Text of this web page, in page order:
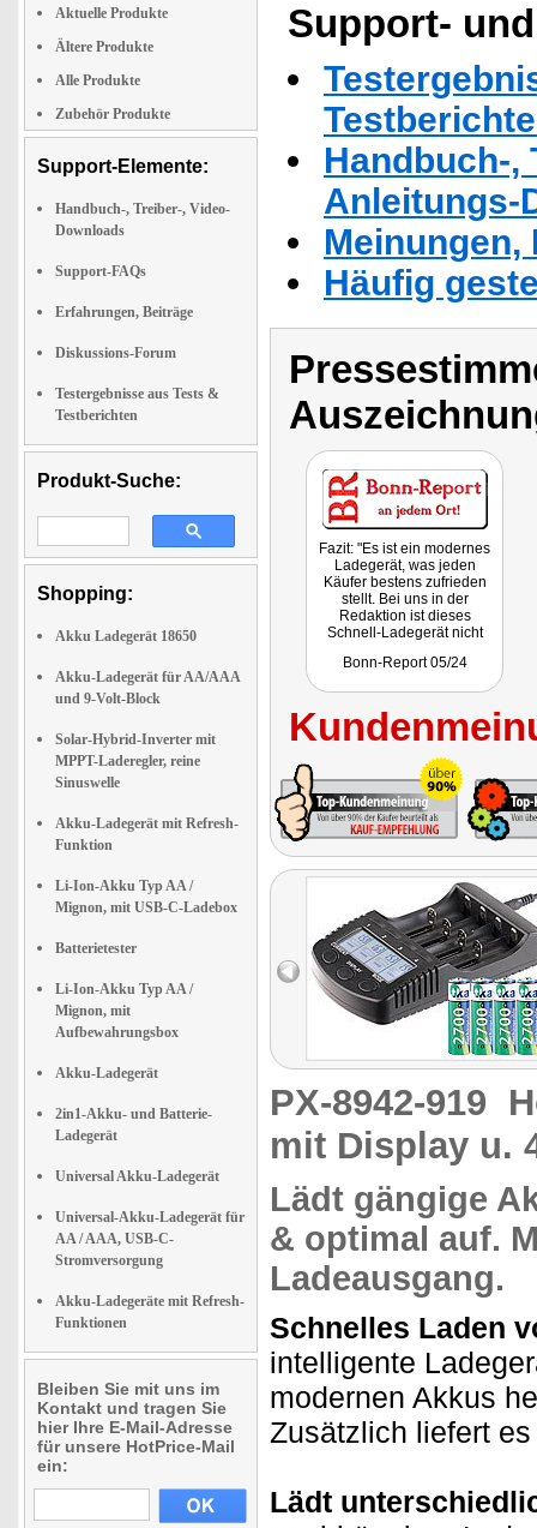
Aktuelle Produkte
Ältere Produkte
Alle Produkte
Zubehör Produkte
Support-Elemente:
Handbuch-, Treiber-, Video-
Downloads
Support-FAQs
Erfahrungen, Beiträge
Diskussions-Forum
Testergebnisse aus Tests &
Testberichten
Produkt-Suche:
Shopping:
Akku Ladegerät 18650
Akku-Ladegerät für AA/AAA
und 9-Volt-Block
Solar-Hybrid-Inverter mit
MPPT-Laderegler, reine
Sinuswelle
Akku-Ladegerät mit Refresh-
Funktion
Li-Ion-Akku Typ AA /
Mignon, mit USB-C-Ladebox
Batterietester
Li-Ion-Akku Typ AA /
Mignon, mit
Aufbewahrungsbox
Akku-Ladegerät
2in1-Akku- und Batterie-
Ladegerät
Universal Akku-Ladegerät
Universal-Akku-Ladegerät für
AA / AAA, USB-C-
Stromversorgung
Akku-Ladegeräte mit Refresh-
Funktionen
Bleiben Sie mit uns im
Kontakt und tragen Sie
hier Ihre E-Mail-Adresse
für unsere HotPrice-Mail
ein:
Support-
Handbuch-,
Anleitungs-
Häufig
Fazit: "Es ist ein modernes
Ladegerät, was jeden
Käufer bestens zufrieden
stellt. Bei uns in der
Redaktion ist dieses
Schnell-Ladegerät nicht
bei Urlaubsreisen sollte
Getestet wurde PX-8933
Bonn-Report 05/24
PX-8942-919
mit Display u.
Lädt gängige
& optimal auf.
Ladeausgang.
Schnelles Laden
intelligente
modernen Akkus
Zusätzlich liefert
Lädt